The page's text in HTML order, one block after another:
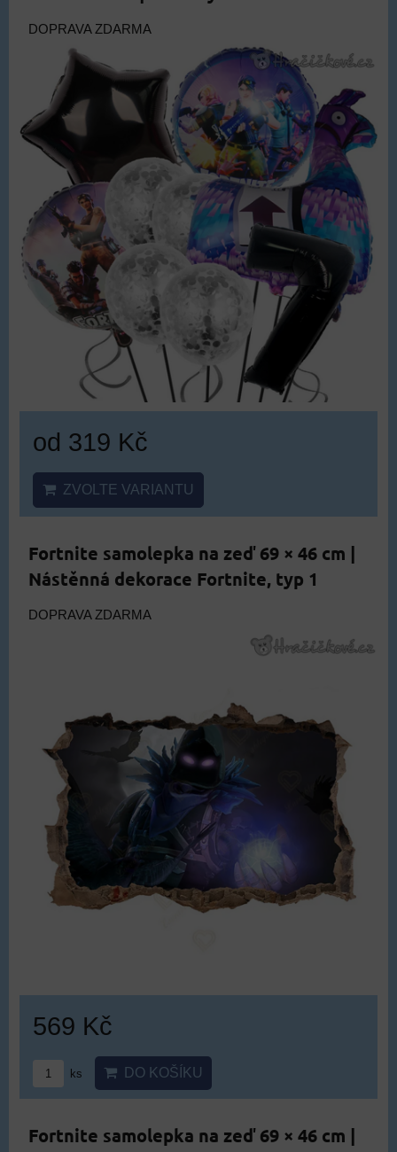
DOPRAVA ZDARMA
od 319 Kč
ZVOLTE VARIANTU
Fortnite samolepka na zeď 69 × 46 cm |
Nástěnná dekorace Fortnite, typ 1
DOPRAVA ZDARMA
569 Kč
ks DO KOŠÍKU
Fortnite samolepka na zeď 69 × 46 cm |